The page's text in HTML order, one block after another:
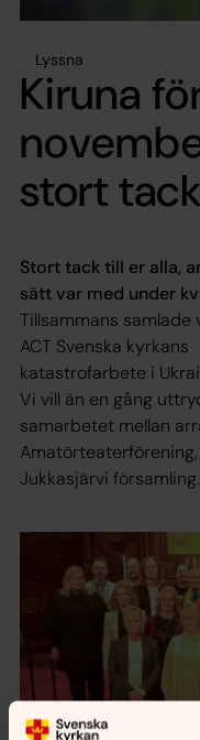
Lyssna
Kiruna
stort
Stort tack till er alla,
sätt var med under
Tillsammans samlade
ACT Svenska kyrkans
katastrofarbete i
Vi vill än en gång
samarbetet mellan
Jukkasjärvi församling.